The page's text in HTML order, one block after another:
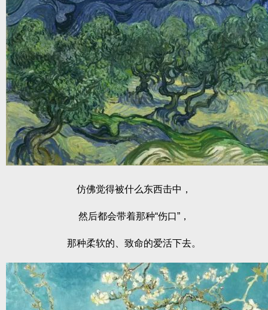
仿佛觉得被什么东西击中，
然后都会带着那种“伤口”，
那种柔软的、致命的爱活下去。